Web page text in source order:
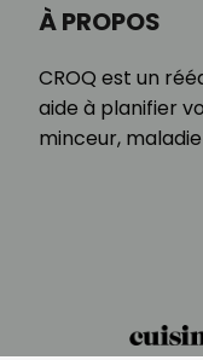
À PROPOS
CROQ est un
aide à planifier
minceur,